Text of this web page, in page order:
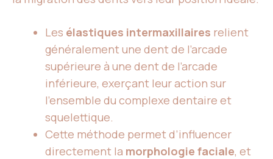
Les élastiques intermaxillaires relient
généralement une dent de l’arcade
supérieure à une dent de l’arcade
inférieure, exerçant leur action sur
l’ensemble du complexe dentaire et
squelettique.
Cette méthode permet d’influencer
directement la morphologie faciale, et